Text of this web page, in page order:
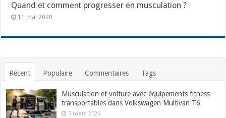
Quand et comment progresser en musculation ?
11 mai 2020
Récent Populaire Commentaires Tags
Musculation et voiture avec équipements fitness
transportables dans Volkswagen Multivan T6
5 mars 2026